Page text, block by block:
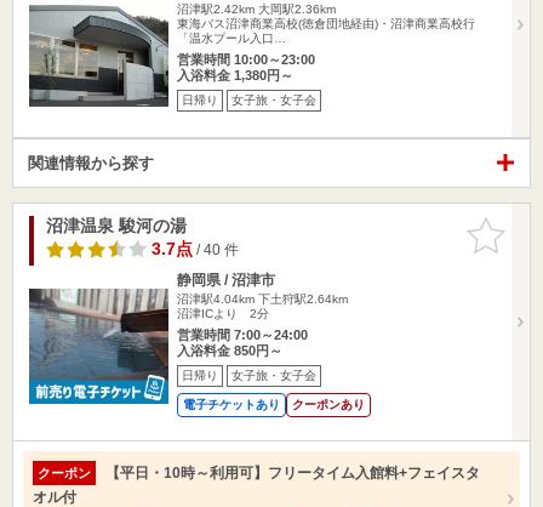
沼津駅2.42km 大岡駅2.36km
東海バス沼津商業高校(徳倉団地経由)・沼津商業高校行
「温水プール入口…
営業時間 10:00～23:00
入浴料金 1,380円～
日帰り 女子旅・女子会
関連情報から探す
お気に入
りに追加
沼津温泉 駿河の湯
3.7点/ 40 件
静岡県 / 沼津市
沼津駅4.04km 下土狩駅2.64km
沼津ICより 2分
営業時間 7:00～24:00
入浴料金 850円～
日帰り 女子旅・女子会
電子チケットあり クーポンあり
クーポン
【平日・10時～利用可】フリータイム入館料+フェイスタ
オル付